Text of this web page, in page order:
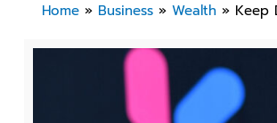
Home» Business» Wealth» Keep